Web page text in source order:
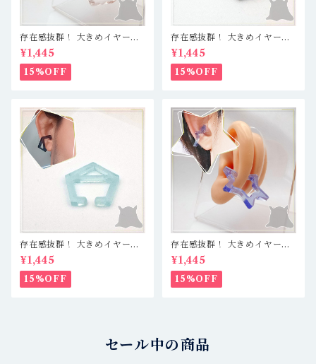
存在感抜群！ 大きめイヤーカ
フ 軽量レジン製で疲れ知らず
☆ クリア／五角形
¥1,445
15%OFF
存在感抜群！ 大きめイヤーカ
フ 軽量レジン製で疲れ知らず
☆ クリアブルーブラック／仕
切あり五角形
¥1,445
15%OFF
存在感抜群！ 大きめイヤーカ
フ 軽量レジン製で疲れ知らず
☆ クリアブルー／五角形
¥1,445
15%OFF
存在感抜群！ 大きめイヤーカ
フ 軽量レジン製で疲れ知らず
☆ クリアブルー／星
¥1,445
15%OFF
セール中の商品